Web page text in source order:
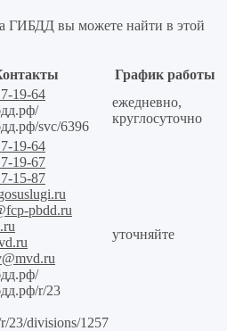
ГИБДД вы можете найти в этой
График работы
19-64
svc/6396
ежедневно,
круглосуточно
19-64
19-67
15-87
pbdd.ru
r/23
23/divisions/1257
уточняйте